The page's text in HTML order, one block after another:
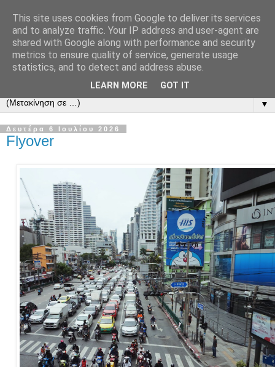
▼
Δευτέρα 6 Ιουλίου 2026
Flyover
This site uses cookies from Google to deliver its services
and to analyze traffic. Your IP address and user-agent are
shared with Google along with performance and security
metrics to ensure quality of service, generate usage
statistics, and to detect and address abuse.
LEARN MORE GOT IT